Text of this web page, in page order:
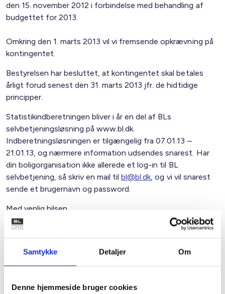
Samtykke Detaljer Om
Denne hjemmeside bruger cookies
den 15. november 2012 i forbindelse med behandling af
budgettet for 2013.
Omkring den 1. marts 2013 vil vi fremsende opkrævning på
kontingentet.
Bestyrelsen har besluttet, at kontingentet skal betales
årligt forud senest den 31. marts 2013 jfr. de hidtidige
principper.
Statistikindberetningen bliver i år en del af BLs
selvbetjeningsløsning på www.bl.dk.
Indberetningsløsningen er tilgængelig fra 07.01.13 –
21.01.13, og nærmere information udsendes snarest. Har
din boligorganisation ikke allerede et log-in til BL
selvbetjening, så skriv en mail tilbl@bl.dk, og vi vil snarest
sende et brugernavn og password.
Med venlig hilsen
Bent Madsen / Merete Frese